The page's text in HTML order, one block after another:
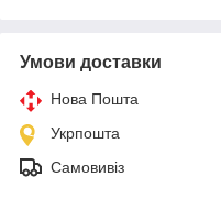
Умови доставки
Нова Пошта
Укрпошта
Самовивіз